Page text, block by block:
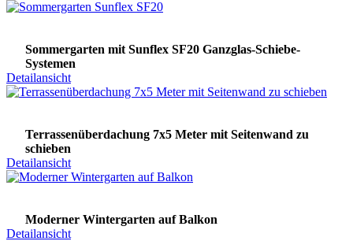
Sommergarten mit Sunflex SF20 Ganzglas-Schiebe-
Systemen
Detailansicht
Terrassenüberdachung 7x5 Meter mit Seitenwand zu
schieben
Detailansicht
Moderner Wintergarten auf Balkon
Detailansicht